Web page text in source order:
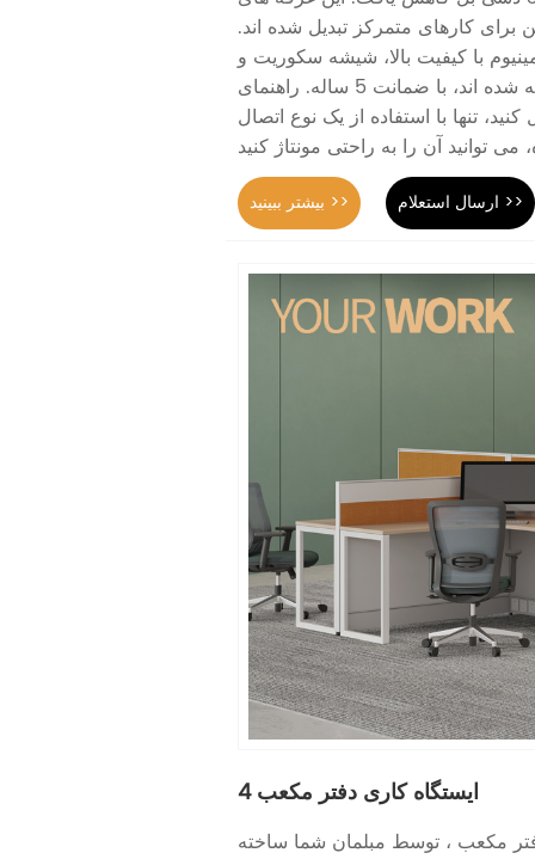
برای کارهای متمرکز تبدیل شده اند.
با کیفیت بالا، شیشه سکوریت و
لوازم جانبی عالی ساخته شده اند، با ضمانت 5 ساله. راهنمای
تنها با استفاده از یک نوع اتصال
بیشتر ببینید >> ارسال استعلام >>
4 ایستگاه کاری دفتر مکعب
مکعب ، توسط مبلمان شما ساخته